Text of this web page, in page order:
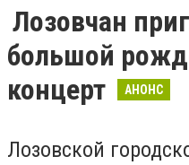
Лозовчан
большой
концерт
АНОНС
Лозовской